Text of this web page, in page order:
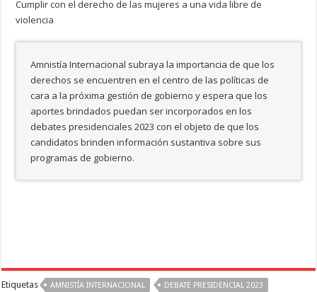
Cumplir con el derecho de las mujeres a una vida libre de
violencia
Amnistía Internacional subraya la importancia de que los
derechos se encuentren en el centro de las políticas de
cara a la próxima gestión de gobierno y espera que los
aportes brindados puedan ser incorporados en los
debates presidenciales 2023 con el objeto de que los
candidatos brinden información sustantiva sobre sus
programas de gobierno.
Etiquetas AMNISTÍA INTERNACIONAL DEBATE PRESIDENCIAL 2023